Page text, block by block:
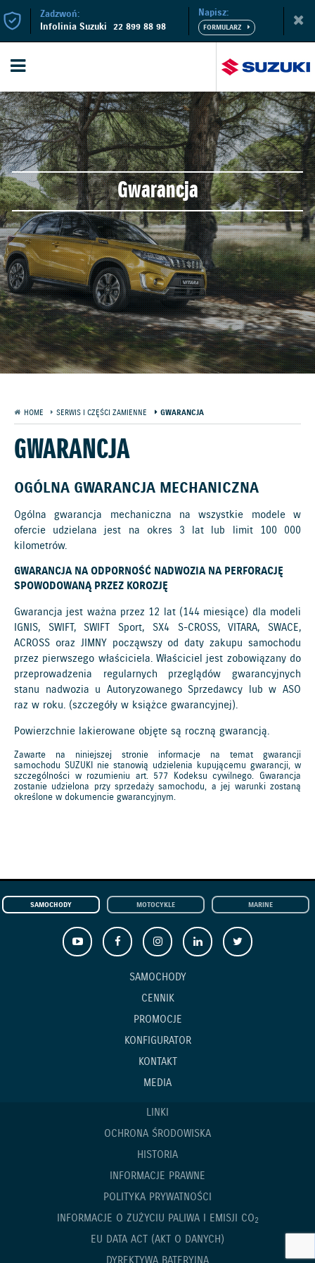
Zadzwoń:
Infolinia Suzuki 22 899 88 98
Napisz:
Gwarancja
HOME SERWIS I CZĘŚCI ZAMIENNE GWARANCJA
GWARANCJA
OGÓLNA GWARANCJA MECHANICZNA
Ogólna gwarancja mechaniczna na wszystkie modele w
ofercie udzielana jest na okres 3 lat lub limit 100 000
kilometrów.
GWARANCJA NA ODPORNOŚĆ NADWOZIA NA PERFORACJĘ
SPOWODOWANĄ PRZEZ KOROZJĘ
Gwarancja jest ważna przez 12 lat (144 miesiące) dla modeli
IGNIS, SWIFT, SWIFT Sport, SX4 S-CROSS, VITARA, SWACE,
ACROSS oraz JIMNY począwszy od daty zakupu samochodu
przez pierwszego właściciela. Właściciel jest zobowiązany do
przeprowadzenia regularnych przeglądów gwarancyjnych
stanu nadwozia u Autoryzowanego Sprzedawcy lub w ASO
raz w roku. (szczegóły w książce gwarancyjnej).
Powierzchnie lakierowane objęte są roczną gwarancją.
Zawarte na niniejszej stronie informacje na temat gwarancji
samochodu SUZUKI nie stanowią udzielenia kupującemu gwarancji, w
szczególności w rozumieniu art. 577 Kodeksu cywilnego. Gwarancja
zostanie udzielona przy sprzedaży samochodu, a jej warunki zostaną
określone w dokumencie gwarancyjnym.
SAMOCHODY MOTOCYKLE MARINE
SAMOCHODY
CENNIK
PROMOCJE
KONFIGURATOR
KONTAKT
MEDIA
LINKI
OCHRONA ŚRODOWISKA
HISTORIA
INFORMACJE PRAWNE
POLITYKA PRYWATNOŚCI
INFORMACJE O ZUŻYCIU PALIWA I EMISJI CO2
EU DATA ACT (AKT O DANYCH)